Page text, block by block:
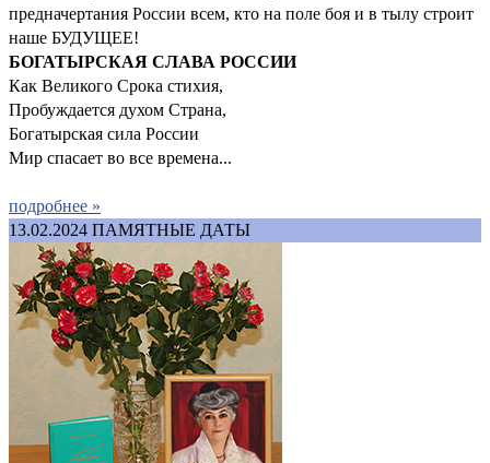
предначертания России всем, кто на поле боя и в тылу строит
наше БУДУЩЕЕ!
БОГАТЫРСКАЯ СЛАВА РОССИИ
Как Великого Срока стихия,
Пробуждается духом Страна,
Богатырская сила России
Мир спасает во все времена...
подробнее »
13.02.2024 ПАМЯТНЫЕ ДАТЫ